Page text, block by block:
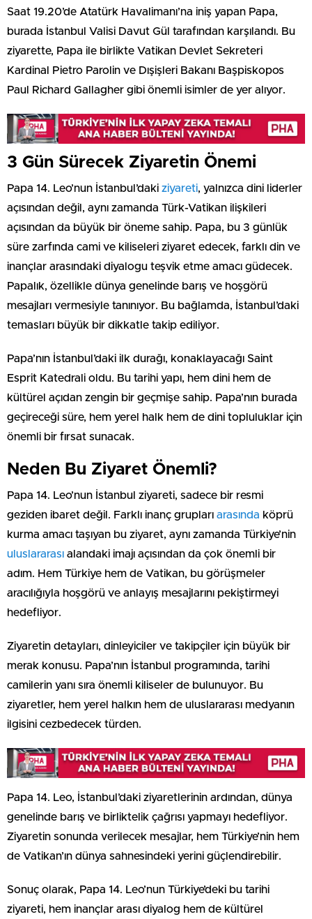
Saat 19.20’de Atatürk Havalimanı’na iniş yapan Papa,
burada İstanbul Valisi Davut Gül tarafından karşılandı. Bu
ziyarette, Papa ile birlikte Vatikan Devlet Sekreteri
Kardinal Pietro Parolin ve Dışişleri Bakanı Başpiskopos
Paul Richard Gallagher gibi önemli isimler de yer alıyor.
3 Gün Sürecek Ziyaretin Önemi
Papa 14. Leo’nun İstanbul’daki ziyareti, yalnızca dini liderler
açısından değil, aynı zamanda Türk-Vatikan ilişkileri
açısından da büyük bir öneme sahip. Papa, bu 3 günlük
süre zarfında cami ve kiliseleri ziyaret edecek, farklı din ve
inançlar arasındaki diyalogu teşvik etme amacı güdecek.
Papalık, özellikle dünya genelinde barış ve hoşgörü
mesajları vermesiyle tanınıyor. Bu bağlamda, İstanbul’daki
temasları büyük bir dikkatle takip ediliyor.
Papa’nın İstanbul’daki ilk durağı, konaklayacağı Saint
Esprit Katedrali oldu. Bu tarihi yapı, hem dini hem de
kültürel açıdan zengin bir geçmişe sahip. Papa’nın burada
geçireceği süre, hem yerel halk hem de dini topluluklar için
önemli bir fırsat sunacak.
Neden Bu Ziyaret Önemli?
Papa 14. Leo’nun İstanbul ziyareti, sadece bir resmi
geziden ibaret değil. Farklı inanç grupları arasında köprü
kurma amacı taşıyan bu ziyaret, aynı zamanda Türkiye’nin
uluslararası alandaki imajı açısından da çok önemli bir
adım. Hem Türkiye hem de Vatikan, bu görüşmeler
aracılığıyla hoşgörü ve anlayış mesajlarını pekiştirmeyi
hedefliyor.
Ziyaretin detayları, dinleyiciler ve takipçiler için büyük bir
merak konusu. Papa’nın İstanbul programında, tarihi
camilerin yanı sıra önemli kiliseler de bulunuyor. Bu
ziyaretler, hem yerel halkın hem de uluslararası medyanın
ilgisini cezbedecek türden.
Papa 14. Leo, İstanbul’daki ziyaretlerinin ardından, dünya
genelinde barış ve birliktelik çağrısı yapmayı hedefliyor.
Ziyaretin sonunda verilecek mesajlar, hem Türkiye’nin hem
de Vatikan’ın dünya sahnesindeki yerini güçlendirebilir.
Sonuç olarak, Papa 14. Leo’nun Türkiye’deki bu tarihi
ziyareti, hem inançlar arası diyalog hem de kültürel